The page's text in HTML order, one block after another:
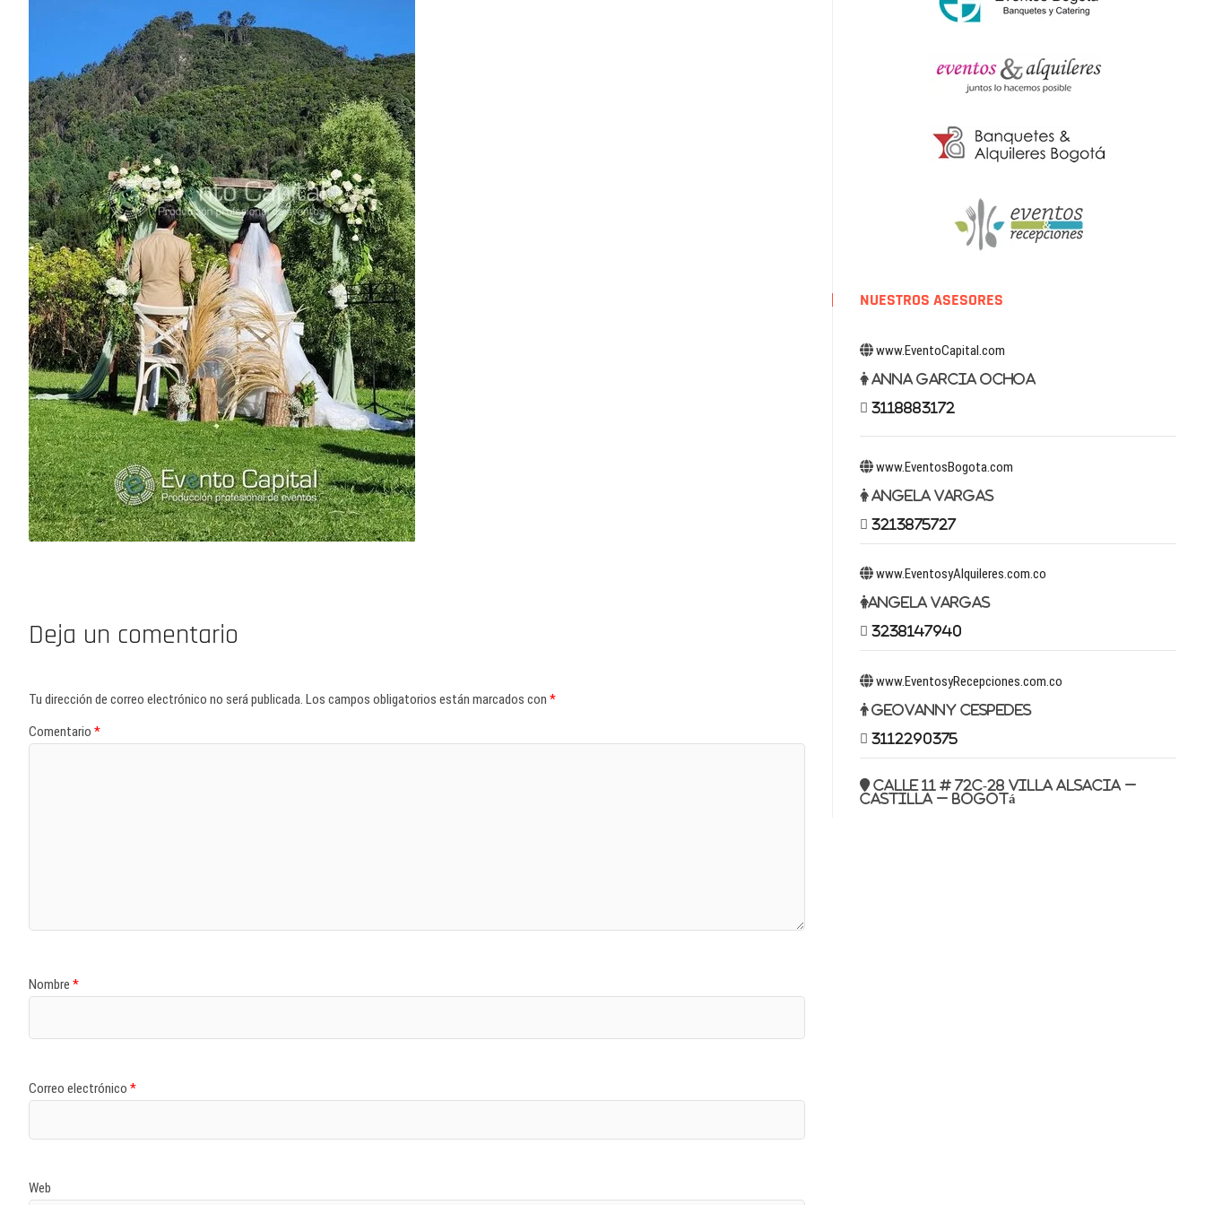
Deja un comentario
Tu dirección de correo electrónico no será publicada. Los campos obligatorios están marcados con *
Comentario *
Nombre *
Correo electrónico *
Web
NUESTROS ASESORES
www.EventoCapital.com
Anna Garcia Ochoa
3118883172
www.EventosBogota.com
Angela Vargas
3213875727
www.EventosyAlquileres.com.co
Angela Vargas
3238147940
www.EventosyRecepciones.com.co
Geovanny Cespedes
3112290375
Calle 11 # 72c-28 Villa Alsacia –
Castilla – Bogotá